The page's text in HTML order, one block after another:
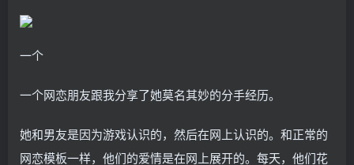
一个
一个网恋朋友跟我分享了她莫名其妙的分手经历。
她和男友是因为游戏认识的，然后在网上认识的。和正常的
网恋模板一样，他们的爱情是在网上展开的。每天，他们花